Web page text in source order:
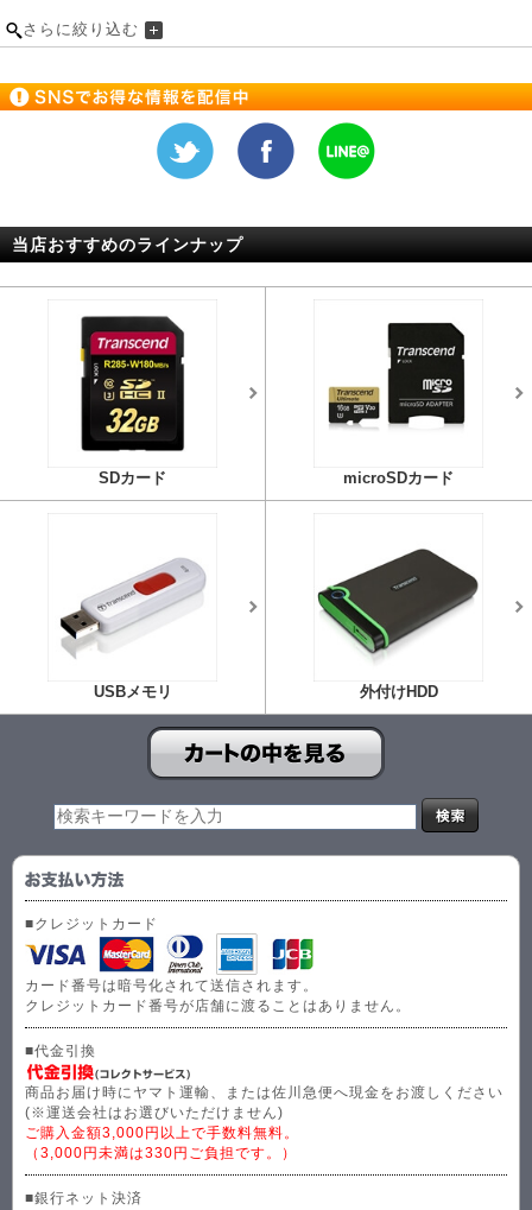
さらに絞り込む
当店おすすめのラインナップ
SDカード microSDカード
USBメモリ 外付けHDD
■クレジットカード
カード番号は暗号化されて送信されます。
クレジットカード番号が店舗に渡ることはありません。
■代金引換
商品お届け時にヤマト運輸、または佐川急便へ現金をお渡しください
(※運送会社はお選びいただけません)
ご購入金額3,000円以上で手数料無料。
（3,000円未満は330円ご負担です。）
■銀行ネット決済